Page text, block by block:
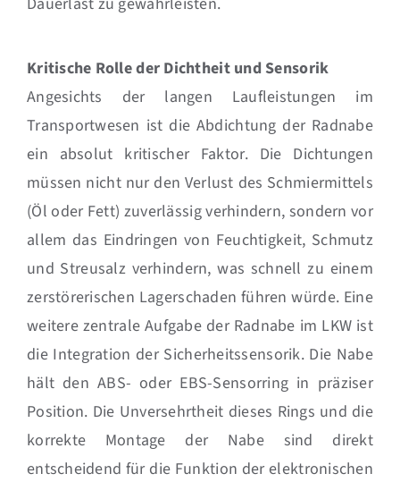
Kritische Rolle der Dichtheit und Sensorik
Angesichts der langen Laufleistungen im
Transportwesen ist die Abdichtung der Radnabe
ein absolut kritischer Faktor. Die Dichtungen
müssen nicht nur den Verlust des Schmiermittels
(Öl oder Fett) zuverlässig verhindern, sondern vor
allem das Eindringen von Feuchtigkeit, Schmutz
und Streusalz verhindern, was schnell zu einem
zerstörerischen Lagerschaden führen würde. Eine
weitere zentrale Aufgabe der Radnabe im LKW ist
die Integration der Sicherheitssensorik. Die Nabe
hält den ABS- oder EBS-Sensorring in präziser
Position. Die Unversehrtheit dieses Rings und die
korrekte Montage der Nabe sind direkt
entscheidend für die Funktion der elektronischen